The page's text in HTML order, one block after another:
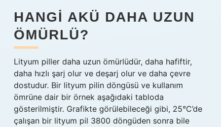
HANGI AKÜ DAHA UZUN
ÖMÜRLÜ?
Lityum piller daha uzun ömürlüdür, daha hafiftir,
daha hızlı şarj olur ve deşarj olur ve daha çevre
dostudur. Bir lityum pilin döngüsü ve kullanım
ömrüne dair bir örnek aşağıdaki tabloda
gösterilmiştir. Grafikte görülebileceği gibi, 25°C’de
çalışan bir lityum pil 3800 döngüden sonra bile